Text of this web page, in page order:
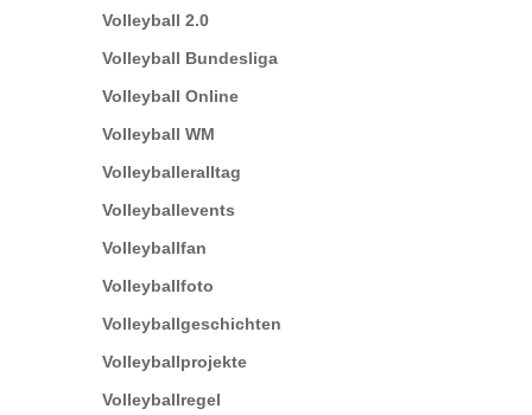
Volleyball 2.0
Volleyball Bundesliga
Volleyball Online
Volleyball WM
Volleyballeralltag
Volleyballevents
Volleyballfan
Volleyballfoto
Volleyballgeschichten
Volleyballprojekte
Volleyballregel